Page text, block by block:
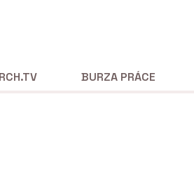
BURZA PRÁCE